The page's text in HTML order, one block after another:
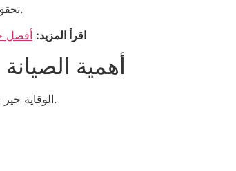
تحقق من شروط الضمان: اختر دائمًا خدمة تضمن قطع الغيار واليد العاملة.
اقرأ المزيد: أفضل
أهمية
الوقاية خير من العلاج، خاصةً لمكيفات الهواء التي تعمل في بيئات قاسية مثل دبي.